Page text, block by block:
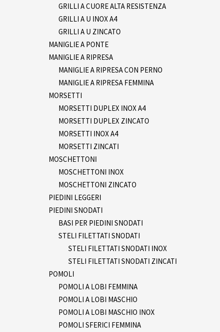
GRILLI A CUORE ALTA RESISTENZA
GRILLI A U INOX A4
GRILLI A U ZINCATO
MANIGLIE A PONTE
MANIGLIE A RIPRESA
MANIGLIE A RIPRESA CON PERNO
MANIGLIE A RIPRESA FEMMINA
MORSETTI
MORSETTI DUPLEX INOX A4
MORSETTI DUPLEX ZINCATO
MORSETTI INOX A4
MORSETTI ZINCATI
MOSCHETTONI
MOSCHETTONI INOX
MOSCHETTONI ZINCATO
PIEDINI LEGGERI
PIEDINI SNODATI
BASI PER PIEDINI SNODATI
STELI FILETTATI SNODATI
STELI FILETTATI SNODATI INOX
STELI FILETTATI SNODATI ZINCATI
POMOLI
POMOLI A LOBI FEMMINA
POMOLI A LOBI MASCHIO
POMOLI A LOBI MASCHIO INOX
POMOLI SFERICI FEMMINA